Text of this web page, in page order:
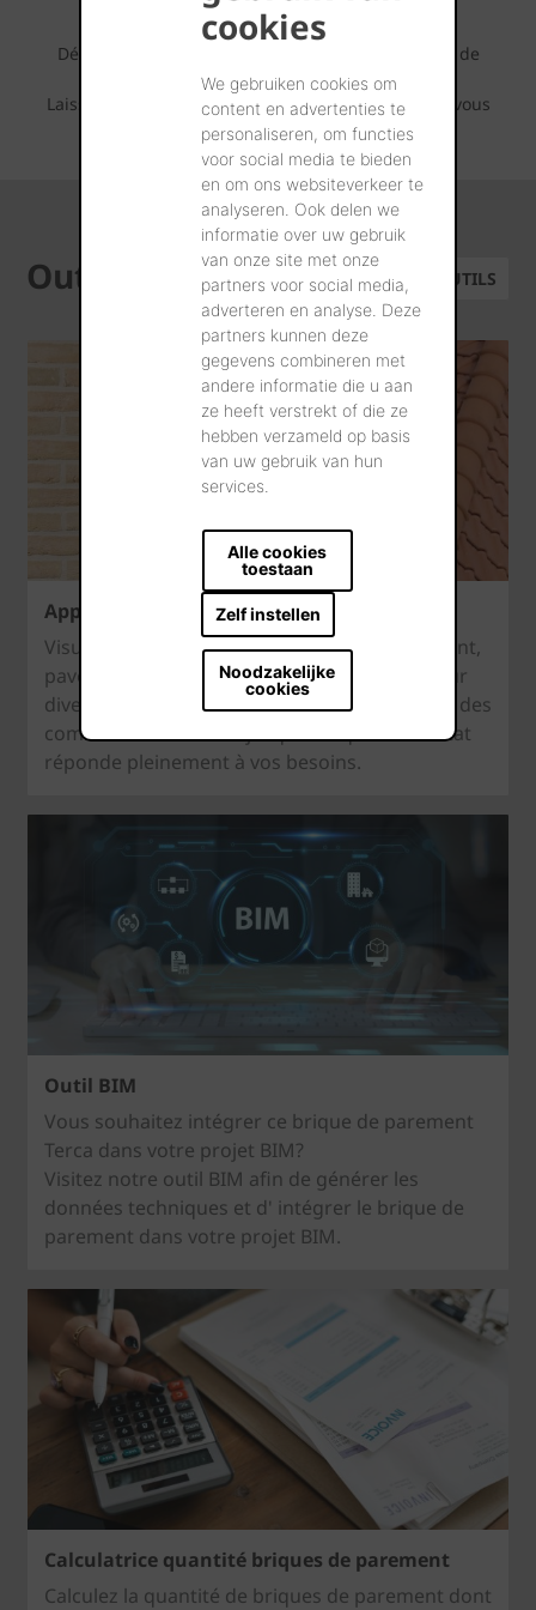
cookies
We gebruiken cookies om
content en advertenties te
personaliseren, om functies
voor social media te bieden
en om ons websiteverkeer te
analyseren. Ook delen we
informatie over uw gebruik
van onze site met onze
partners voor social media,
adverteren en analyse. Deze
partners kunnen deze
gegevens combineren met
andere informatie die u aan
ze heeft verstrekt of die ze
hebben verzameld op basis
van uw gebruik van hun
services.
Alle cookies
toestaan
Zelf instellen
Noodzakelijke
cookies
Découvrez tout ce qui est possible avec ce brique de
parement Terca.
Laissez-vous inspirer par les séries de photos que vous
pouvez retrouver ci-dessous.
Outils TOUS LES OUTILS
Appli de visualisation
Visualisez les textures des briques de parement,
pavés en terre cuite et tuiles de votre choix sur
diverses maisons témoin. Vous pouvez tester des
combinaisons infinies jusqu'à ce que le résultat
réponde pleinement à vos besoins.
Outil BIM
Vous souhaitez intégrer ce brique de parement
Terca dans votre projet BIM?
Visitez notre outil BIM afin de générer les
données techniques et d' intégrer le brique de
parement dans votre projet BIM.
Calculatrice quantité briques de parement
Calculez la quantité de briques de parement dont